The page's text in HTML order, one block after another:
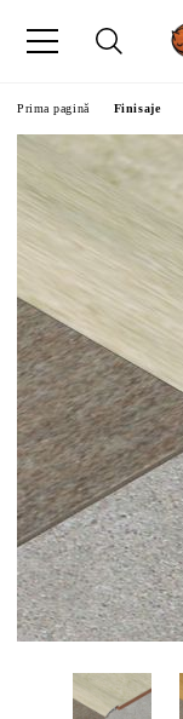
Prima pagină Finisaje